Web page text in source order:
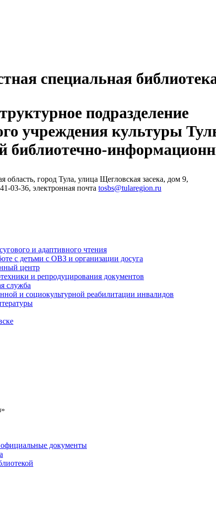
специальная
подразделение
учреждения культуры
библиотечно-
область, город Тула, улица Щегловская засека, дом 9,
03-36, электронная почта tosbs@tularegion.ru
и адаптивного чтения
с детьми с ОВЗ и организации досуга
центр
и репродуцирования документов
служба
и социокультурной реабилитации инвалидов
документы